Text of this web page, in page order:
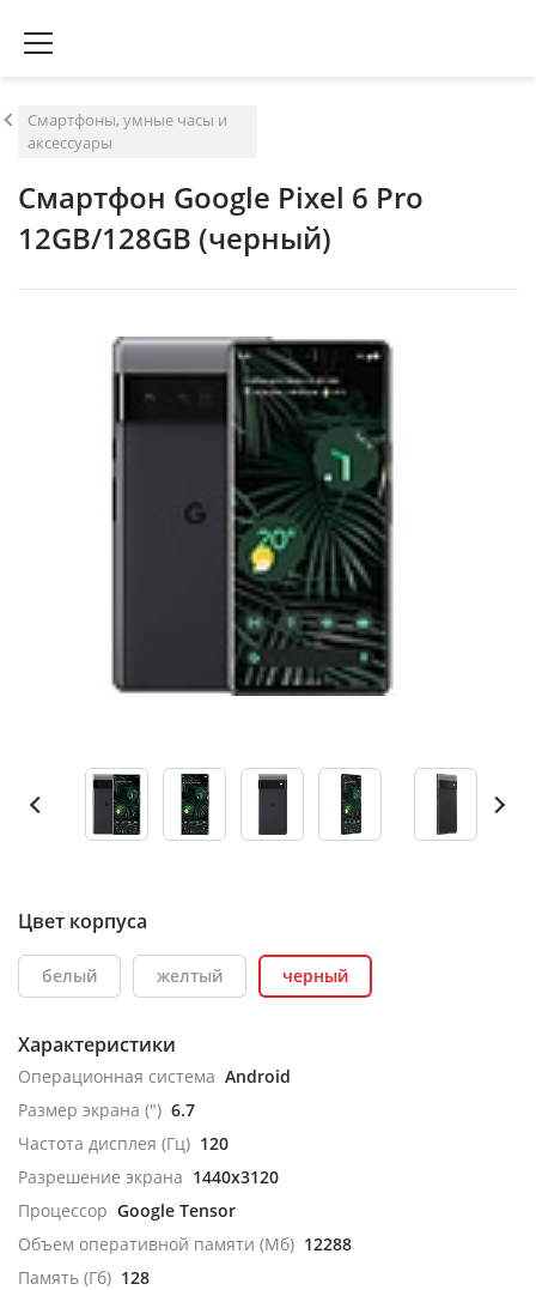
Смартфоны, умные часы и
аксессуары
Смартфон Google Pixel 6 Pro
12GB/128GB (черный)
Цвет корпуса
белый желтый черный
Характеристики
Операционная система Android
Размер экрана (") 6.7
Частота дисплея (Гц) 120
Разрешение экрана 1440x3120
Процессор Google Tensor
Объем оперативной памяти (Мб) 12288
Память (Гб) 128